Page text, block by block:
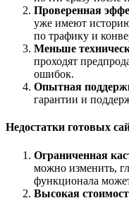
Проверенная
уже имеют
по трафику и
Меньше
проходят
ошибок.
Опытная
гарантии и
Недостатки готовых
Ограниченная
можно изменить,
функционала
Высокая